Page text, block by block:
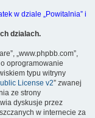
w dziale „Powitalnia” i
dzialach.
„www.phpbb.com”,
o oprogramowanie
typu witryny
License v2” zwanej
ze strony
dyskusje przez
w internecie za